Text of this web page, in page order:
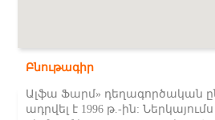
Բնութագիր
Ալֆա Ֆարմ» դեղագործական
ադրվել է 1996 թ.-ին: